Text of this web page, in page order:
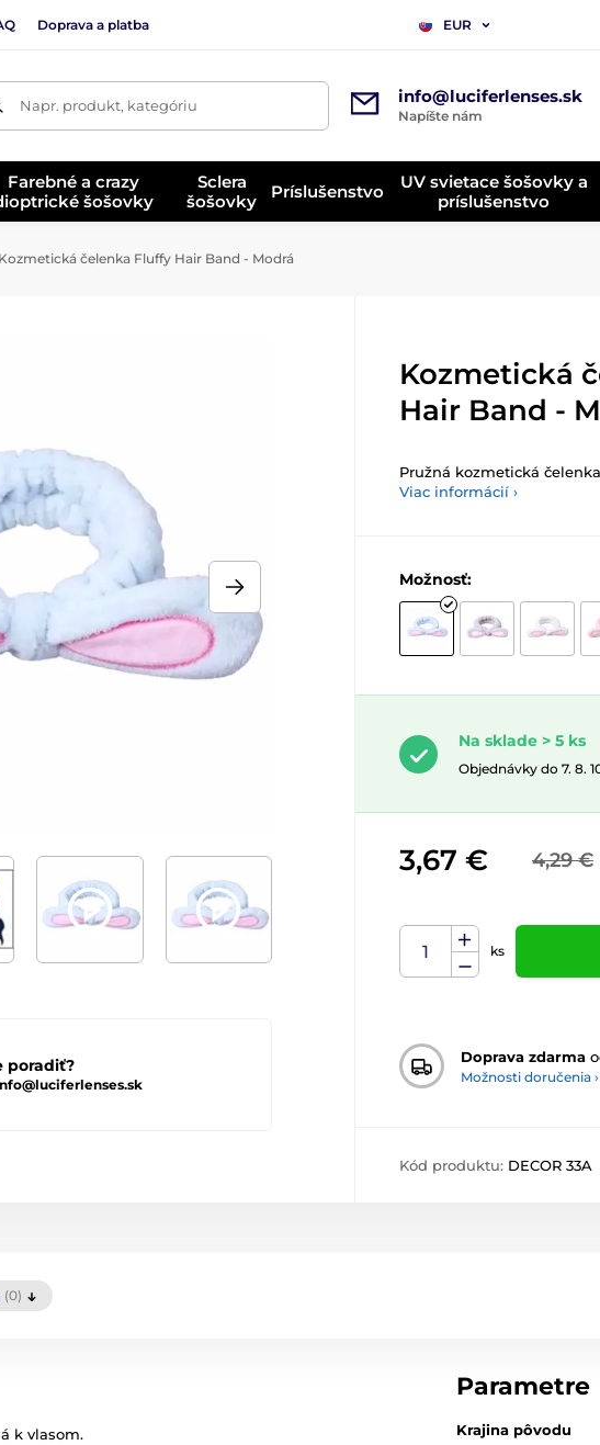
Doprava a platba EUR
Napr. produkt, kategóriu info@luciferlenses.sk
Napíšte nám
Farebné a crazy
šošovky
Sclera
šošovky
Príslušenstvo
UV svietace šošovky a
príslušenstvo
Kozmetická čelenka Fluffy Hair Band - Modrá
poradiť?
Kozmetická
Hair Band -
Pružná kozmetická
Viac informácií ›
Možnosť:
Na sklade > 5 ks
Objednávky do 7. 8.
4,29 €
3,67 €
ks
Doprava zdarma
Možnosti doručenia ›
Kód produktu: DECOR 33A
(0)
k vlasom.
Parametre
Krajina pôvodu